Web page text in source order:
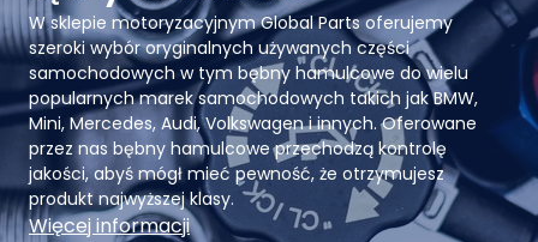
W sklepie motoryzacyjnym Global Parts oferujemy
szeroki wybór oryginalnych używanych części
samochodowych w tym bębny hamulcowe do wielu
popularnych marek samochodowych takich jak BMW,
Mini, Mercedes, Audi, Volkswagen i innych. Oferowane
przez nas bębny hamulcowe przechodzą kontrolę
jakości, abyś mógł mieć pewność, że otrzymujesz
produkt najwyższej klasy.
Więcej informacji